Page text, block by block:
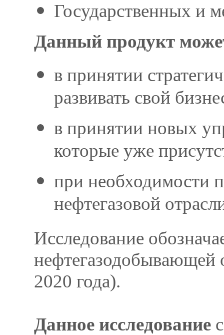
Государственных и
Данный продукт
в принятии
развивать свой
в принятии новых
которые уже
при необходимости
нефтегазовой
Исследование
нефтегазодобывающей
2020 года).
Данное исследование